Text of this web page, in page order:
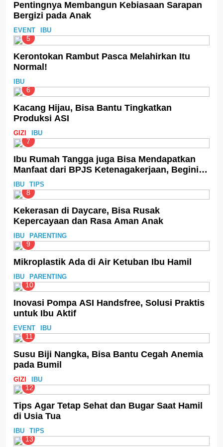
Pentingnya Membangun Kebiasaan Sarapan
Bergizi pada Anak
EVENT IBU
5
Kerontokan Rambut Pasca Melahirkan Itu
Normal!
IBU
6
Kacang Hijau, Bisa Bantu Tingkatkan
Produksi ASI
GIZI IBU
7
Ibu Rumah Tangga juga Bisa Mendapatkan
Manfaat dari BPJS Ketenagakerjaan, Begini
Cara Daftarnya
IBU TIPS
8
Kekerasan di Daycare, Bisa Rusak
Kepercayaan dan Rasa Aman Anak
IBU PARENTING
9
Mikroplastik Ada di Air Ketuban Ibu Hamil
IBU PARENTING
10
Inovasi Pompa ASI Handsfree, Solusi Praktis
untuk Ibu Aktif
EVENT IBU
11
Susu Biji Nangka, Bisa Bantu Cegah Anemia
pada Bumil
GIZI IBU
12
Tips Agar Tetap Sehat dan Bugar Saat Hamil
di Usia Tua
IBU TIPS
13